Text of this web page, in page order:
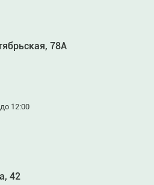
78А
12:00
42